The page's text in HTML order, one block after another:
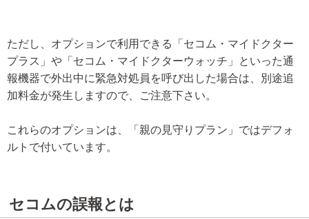
ただし、オプションで利用できる「セコム・マイドクター
プラス」や「セコム・マイドクターウォッチ」といった通
報機器で外出中に緊急対処員を呼び出した場合は、別途追
加料金が発生しますので、ご注意下さい。
これらのオプションは、「親の見守りプラン」ではデフォ
ルトで付いています。
セコムの誤報とは